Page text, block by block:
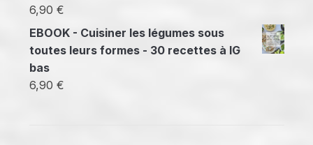
6,90 €
EBOOK - Cuisiner les légumes sous
toutes leurs formes - 30 recettes à IG
bas
6,90 €